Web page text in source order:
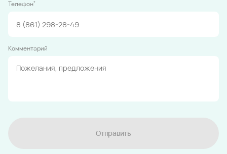
Телефон*
Комментарий
Отправить